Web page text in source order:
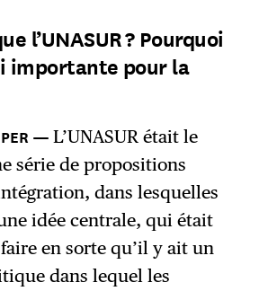
l’UNASUR ? Pourquoi
importante pour la
L’UNASUR était le
série de propositions
dans lesquelles
idée centrale, qui était
faire en sorte qu’il y ait un
dans lequel les